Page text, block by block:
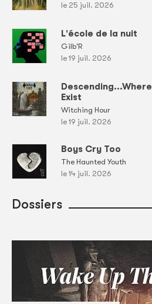
le 25 juil. 2026
L'école de la nuit
Gilb'R
le 19 juil. 2026
Exist
Witching Hour
le 19 juil. 2026
Boys Cry Too
The Haunted Youth
le 14 juil. 2026
Dossiers